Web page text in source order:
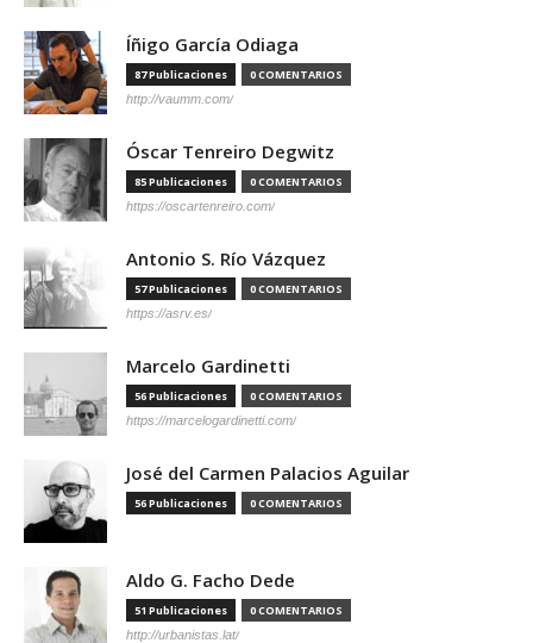
Íñigo García Odiaga
87 Publicaciones 0 COMENTARIOS
http://vaumm.com/
Óscar Tenreiro Degwitz
85 Publicaciones 0 COMENTARIOS
https://oscartenreiro.com/
Antonio S. Río Vázquez
57 Publicaciones 0 COMENTARIOS
https://asrv.es/
Marcelo Gardinetti
56 Publicaciones 0 COMENTARIOS
https://marcelogardinetti.com/
José del Carmen Palacios Aguilar
56 Publicaciones 0 COMENTARIOS
Aldo G. Facho Dede
51 Publicaciones 0 COMENTARIOS
http://urbanistas.lat/